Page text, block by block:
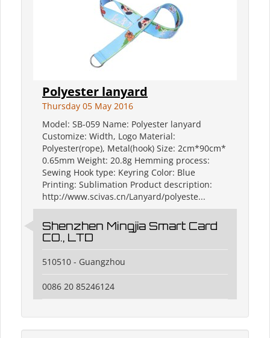
Polyester lanyard
Thursday 05 May 2016
Model: SB-059 Name: Polyester lanyard
Customize: Width, Logo Material:
Polyester(rope), Metal(hook) Size: 2cm*90cm*
0.65mm Weight: 20.8g Hemming process:
Sewing Hook type: Keyring Color: Blue
Printing: Sublimation Product description:
http://www.scivas.cn/Lanyard/polyeste...
Shenzhen Mingjia Smart Card
CO., LTD
510510 - Guangzhou
0086 20 85246124